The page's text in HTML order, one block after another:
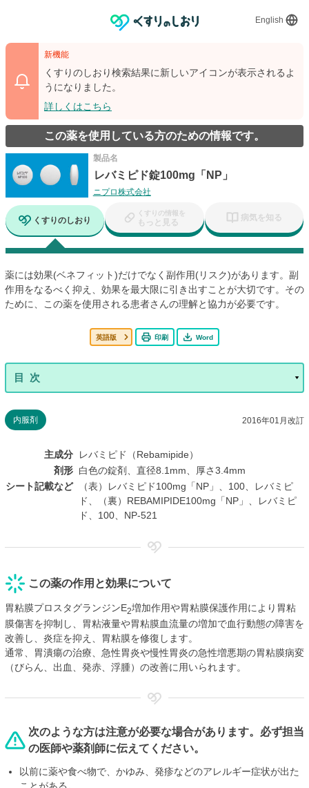
English
新機能
くすりのしおり検索結果に新しいアイコンが表示されるよ
うになりました。
詳しくはこちら
この薬を使用している方のための情報です。
製品名
レバミピド錠100mg「NP」
ニプロ株式会社
くすりのしおり
くすりの情報を
もっと見る 病気を知る
薬には効果(ベネフィット)だけでなく副作用(リスク)があります。副
作用をなるべく抑え、効果を最大限に引き出すことが大切です。その
ために、この薬を使用される患者さんの理解と協力が必要です。
英語版 印刷 Word
内服剤 2016年01月改訂
主成分
レバミピド（Rebamipide）
剤形 白色の錠剤、直径8.1mm、厚さ3.4mm
シート記載など
（表）レバミピド100mg「NP」、100、レバミピ
ド、（裏）REBAMIPIDE100mg「NP」、レバミピ
ド、100、NP-521
この薬の作用と効果について
胃粘膜プロスタグランジンE2増加作用や胃粘膜保護作用により胃粘
膜傷害を抑制し、胃粘液量や胃粘膜血流量の増加で血行動態の障害を
改善し、炎症を抑え、胃粘膜を修復します。
通常、胃潰瘍の治療、急性胃炎や慢性胃炎の急性増悪期の胃粘膜病変
（びらん、出血、発赤、浮腫）の改善に用いられます。
次のような方は注意が必要な場合があります。必ず担当
の医師や薬剤師に伝えてください。
以前に薬や食べ物で、かゆみ、発疹などのアレルギー症状が出た
ことがある。